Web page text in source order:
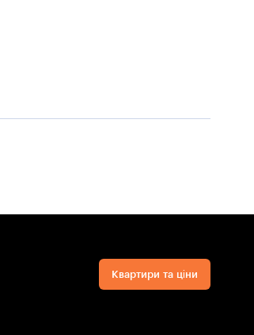
Квартири та ціни